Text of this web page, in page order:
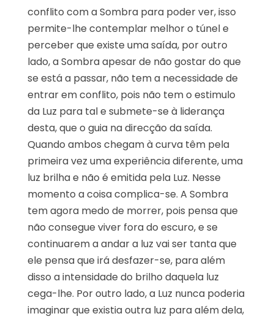
conflito com a Sombra para poder ver, isso
permite-lhe contemplar melhor o túnel e
perceber que existe uma saída, por outro
lado, a Sombra apesar de não gostar do que
se está a passar, não tem a necessidade de
entrar em conflito, pois não tem o estimulo
da Luz para tal e submete-se à liderança
desta, que o guia na direcção da saída.
Quando ambos chegam à curva têm pela
primeira vez uma experiência diferente, uma
luz brilha e não é emitida pela Luz. Nesse
momento a coisa complica-se. A Sombra
tem agora medo de morrer, pois pensa que
não consegue viver fora do escuro, e se
continuarem a andar a luz vai ser tanta que
ele pensa que irá desfazer-se, para além
disso a intensidade do brilho daquela luz
cega-lhe. Por outro lado, a Luz nunca poderia
imaginar que existia outra luz para além dela,